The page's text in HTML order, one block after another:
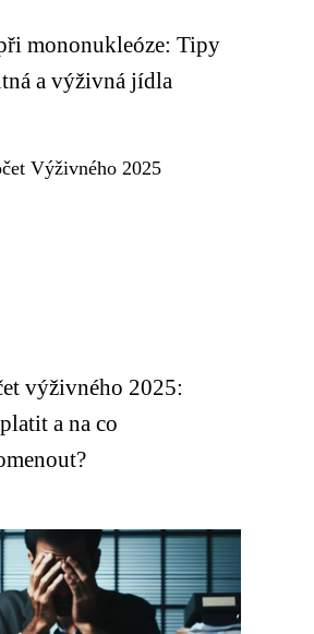
mononukleóze: Tipy
a výživná jídla
výživného 2025:
a na co